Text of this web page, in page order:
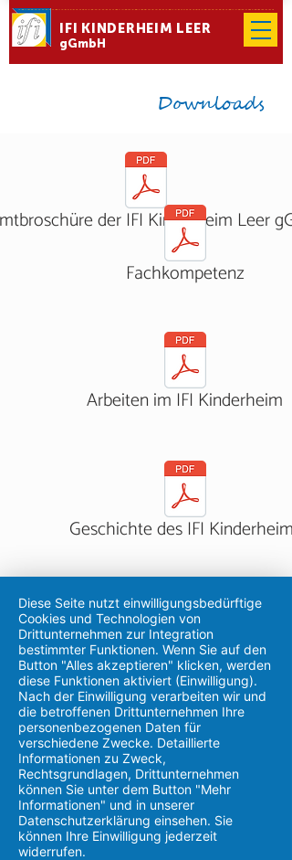
IFI KINDERHEIM LEER
gGmbH
Downloads
der IFI Kinderheim Leer
Fachkompetenz
Arbeiten im IFI Kinderheim
Geschichte des IFI Kinderheims
Impressum Datenschutz
IFI Kinderheim Leer gGmbH
Geschäftsstelle
Brüder-Grimm-Straße 6
26789 Leer
Tel. 04 91 / 979 20 0
Fax 04 91 /979 20 13
Diese Seite nutzt einwilligungsbedürftige
Cookies und Technologien von
Drittunternehmen zur Integration
bestimmter Funktionen. Wenn Sie auf den
Button "Alles akzeptieren" klicken, werden
diese Funktionen aktiviert (Einwilligung).
Nach der Einwilligung verarbeiten wir und
die betroffenen Drittunternehmen Ihre
personenbezogenen Daten für
verschiedene Zwecke. Detaillierte
Informationen zu Zweck,
Rechtsgrundlagen, Drittunternehmen
können Sie unter dem Button "Mehr
Informationen" und in unserer
Datenschutzerklärung einsehen. Sie
können Ihre Einwilligung jederzeit
widerrufen.